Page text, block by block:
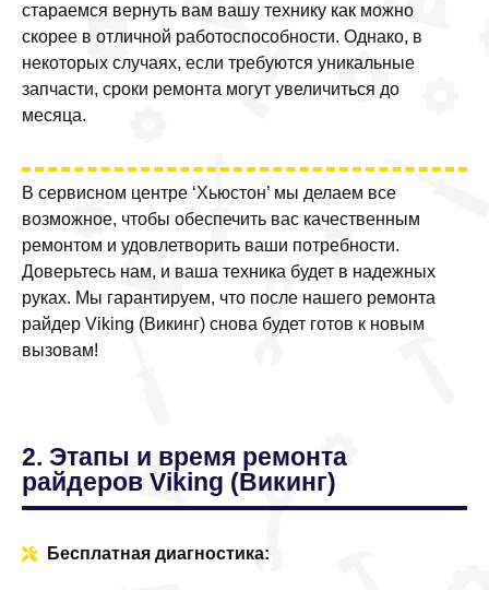
стараемся вернуть вам вашу технику как можно
скорее в отличной работоспособности. Однако, в
некоторых случаях, если требуются уникальные
запчасти, сроки ремонта могут увеличиться до
месяца.
В сервисном центре ‘Хьюстон’ мы делаем все
возможное, чтобы обеспечить вас качественным
ремонтом и удовлетворить ваши потребности.
Доверьтесь нам, и ваша техника будет в надежных
руках. Мы гарантируем, что после нашего ремонта
райдер Viking (Викинг) снова будет готов к новым
вызовам!
2. Этапы и время ремонта
райдеров Viking (Викинг)
Бесплатная диагностика: